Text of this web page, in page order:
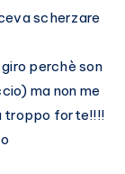
scherzare
perchè son
ma non me
troppo forte!!!!